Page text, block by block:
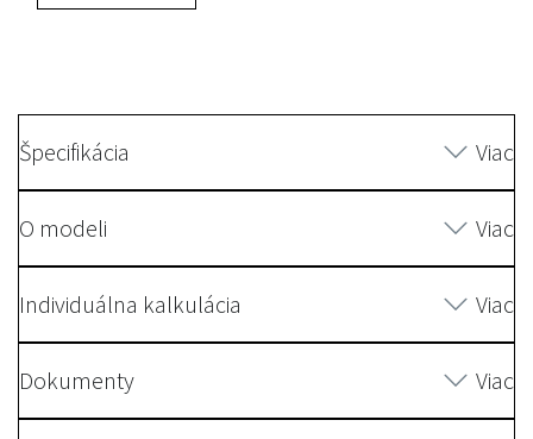
Špecifikácia Viac
O modeli Viac
Individuálna kalkulácia Viac
Dokumenty Viac